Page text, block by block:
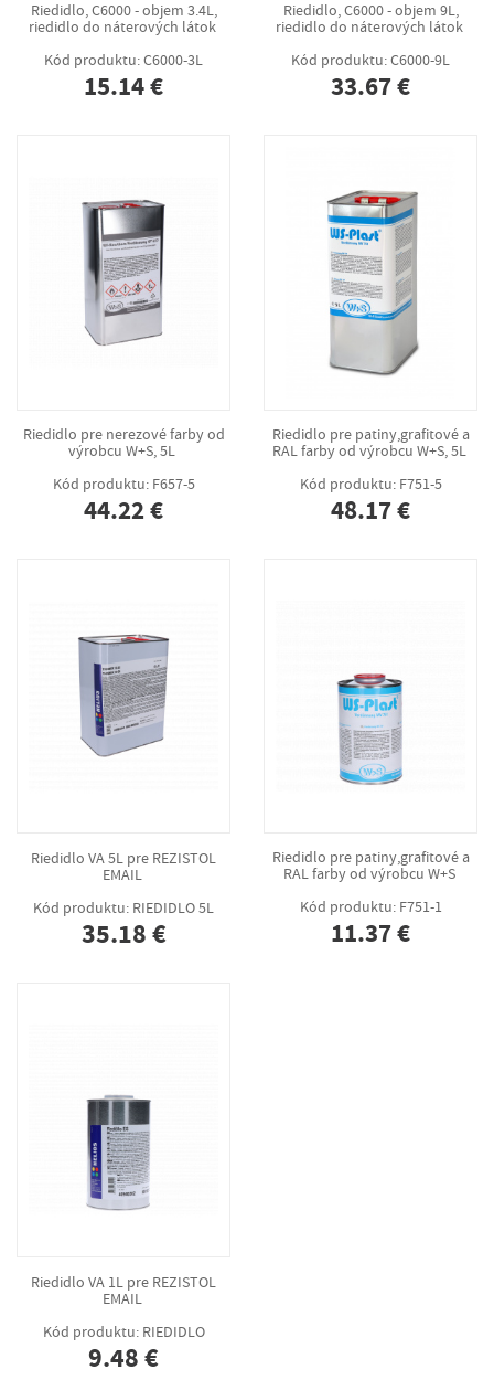
Riedidlo, C6000 - objem 3.4L,
riedidlo do náterových látok
Kód produktu: C6000-3L
15.14 €
Riedidlo, C6000 - objem 9L,
riedidlo do náterových látok
Kód produktu: C6000-9L
33.67 €
Riedidlo pre nerezové farby od
výrobcu W+S, 5L
Kód produktu: F657-5
44.22 €
Riedidlo pre patiny,grafitové a
RAL farby od výrobcu W+S, 5L
Kód produktu: F751-5
48.17 €
Riedidlo VA 5L pre REZISTOL
EMAIL
Kód produktu: RIEDIDLO 5L
35.18 €
Riedidlo pre patiny,grafitové a
RAL farby od výrobcu W+S
Kód produktu: F751-1
11.37 €
Riedidlo VA 1L pre REZISTOL
EMAIL
Kód produktu: RIEDIDLO
9.48 €